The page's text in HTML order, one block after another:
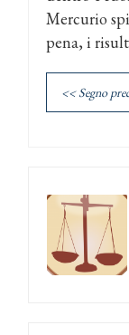
Mercurio
pena, i
<< Segno